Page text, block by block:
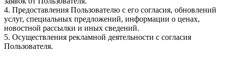
4. Предоставления Пользователю с его согласия, обновлений
услуг, специальных предложений, информации о ценах,
новостной рассылки и иных сведений.
5. Осуществления рекламной деятельности с согласия
Пользователя.